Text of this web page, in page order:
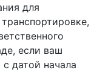
для
если ваш
датой начала